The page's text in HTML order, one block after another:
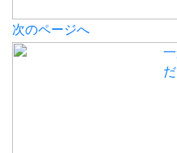
次のページへ